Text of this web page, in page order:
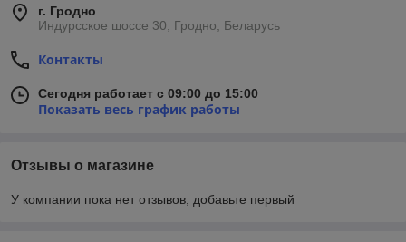
г. Гродно
Индурсское шоссе 30, Гродно, Беларусь
Контакты
Сегодня работает с 09:00 до 15:00
Показать весь график работы
Отзывы о магазине
У компании пока нет отзывов, добавьте первый